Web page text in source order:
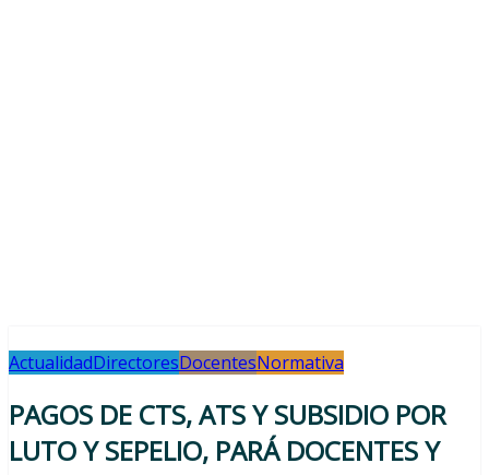
ActualidadDirectoresDocentesNormativa
PAGOS DE CTS, ATS Y SUBSIDIO POR
LUTO Y SEPELIO, PARÁ DOCENTES Y